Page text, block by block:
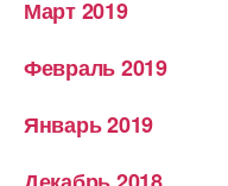
Март 2019
Февраль 2019
Январь 2019